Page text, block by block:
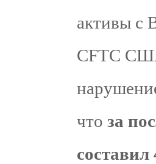
активы с
CFTC
что за